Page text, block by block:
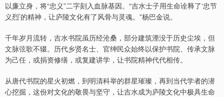
以廉立身，将“忠义”二字刻入血脉基因。“吉水士子用生命诠释了‘忠节
义烈’的精神，让庐陵文化有了风骨与灵魂。”杨巴金说。
千年岁月流转，吉水书院虽历经沧桑，部分建筑湮没于历史尘埃，但
文脉弦歌不辍。历代乡贤名士、官绅民众始终以保护书院、传承文脉
为己任，或捐资修缮，或复建讲学，让书院精神代代相传。
从唐代书院的星火初燃，到明清科举的群星璀璨，再到当代学者的潜
心挖掘，这份对文化的敬畏与坚守，让吉水成为庐陵文化中极具生命